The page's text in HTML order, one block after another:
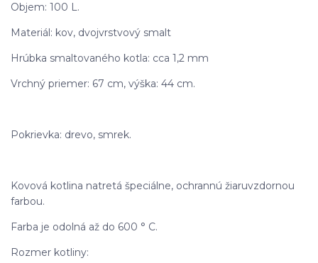
Objem: 100 L.
Materiál: kov, dvojvrstvový smalt
Hrúbka smaltovaného kotla: cca 1,2 mm
Vrchný priemer: 67 cm, výška: 44 cm.
Pokrievka: drevo, smrek.
Kovová kotlina natretá špeciálne, ochrannú žiaruvzdornou
farbou.
Farba je odolná až do 600 ° C.
Rozmer kotliny: